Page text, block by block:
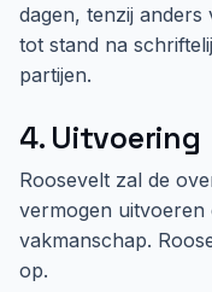
dagen, tenzij
tot stand na
partijen.
4. Uitvoering
Roosevelt zal de
vermogen uitvoeren
vakmanschap.
op.